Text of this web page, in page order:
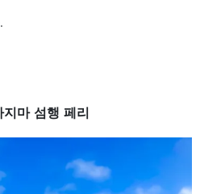
지마 섬행 페리